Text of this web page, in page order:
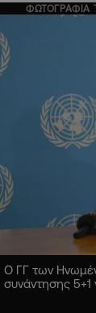
ΦΩΤΟΓΡΑΦΙΑ
Ο ΓΓ των
συνάντησης 5+1